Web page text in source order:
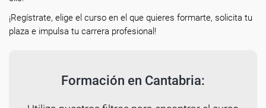
¡Regístrate, elige el curso en el que quieres formarte, solicita tu
plaza e impulsa tu carrera profesional!
Formación en Cantabria: